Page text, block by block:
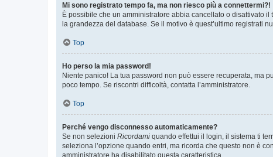
Mi sono registrato tempo fa, ma non riesco più a connettermi?!
È possibile che un amministratore abbia cancellato o disattivato
la grandezza del database. Se il motivo è quest’ultimo registrati
Top
Ho perso la mia password!
Niente panico! La tua password non può essere recuperata, ma
poco tempo. Se riscontri difficoltà, contatta l’amministratore.
Top
Perché vengo disconnesso automaticamente?
Se non selezioni Ricordami quando effettui il login, il sistema ti
seleziona l’opzione quando entri, ma ricorda che questo non è
amministratore ha disabilitato questa caratteristica.